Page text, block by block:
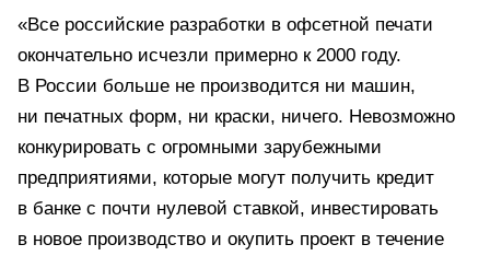
«Все российские разработки в офсетной печати
окончательно исчезли примерно к 2000 году.
В России больше не производится ни машин,
ни печатных форм, ни краски, ничего. Невозможно
конкурировать с огромными зарубежными
предприятиями, которые могут получить кредит
в банке с почти нулевой ставкой, инвестировать
в новое производство и окупить проект в течение